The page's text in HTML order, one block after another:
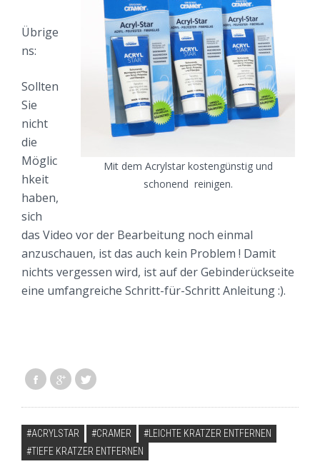
Mit dem Acrylstar kostengünstig und
schonend reinigen.
Übrige
ns:
Sollten
Sie
nicht
die
Möglic
hkeit
haben,
sich
das Video vor der Bearbeitung noch einmal
anzuschauen, ist das auch kein Problem ! Damit
nichts vergessen wird, ist auf der Gebinderückseite
eine umfangreiche Schritt-für-Schritt Anleitung :).
VERSCHLAGWORTET
ACRYLSTAR CRAMER
LEICHTE KRATZER ENTFERNEN
TIEFE KRATZER ENTFERNEN